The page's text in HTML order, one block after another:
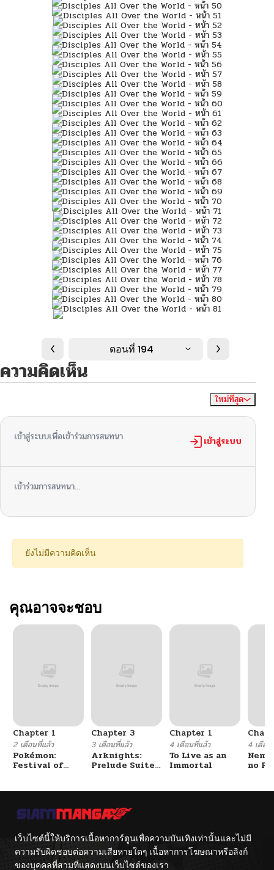
ตอนที่ 194
ความคิดเห็น
ใหม่ที่สุด
เข้าสู่ระบบเพื่อเข้าร่วมการสนทนา เข้าสู่ระบบ
เข้าร่วมการสนทนา...
ยังไม่มีความคิดเห็น
คุณอาจจะชอบ
Chapter 1
2 เดือนที่แล้ว
Pokémon:
Festival of
Chapter 3
3 เดือนที่แล้ว
Arknights:
Prelude Suite:
Chapter 1
4 เดือนที่แล้ว
To Live as an
Immortal
4 เดือน
no
เว็บไซต์นี้ให้บริการเนื้อหาการ์ตูนเพื่อความบันเทิงเท่านั้นและไม่มี
ความรับผิดชอบต่อความเสียหายใดๆ เนื้อหาการโฆษณาหรือลิงก์
ของบุคคลที่สามที่แสดงบนเว็บไซต์ของเรา